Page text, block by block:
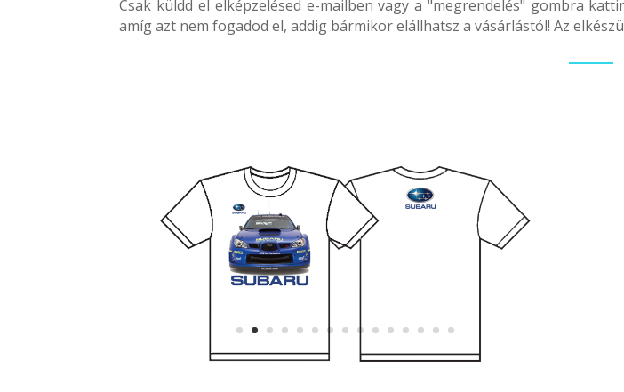
Csak küldd el elképzelésed e-mailben vagy a "megrendelés" gombra
amíg azt nem fogadod el, addig bármikor elállhatsz a vásárlástól! Az